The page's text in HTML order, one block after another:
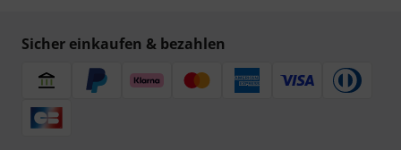
Sicher einkaufen & bezahlen